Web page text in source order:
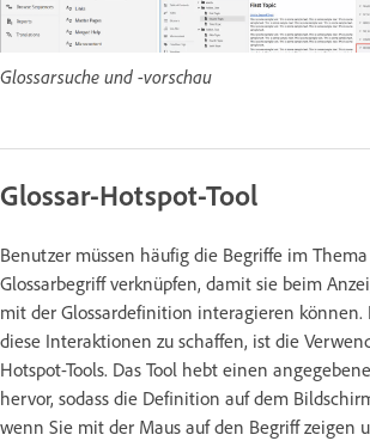
Glossarsuche und -vorschau
Glossar-Hotspot-Tool
Benutzer müssen häufig die Begriffe im
Glossarbegriff verknüpfen, damit sie beim
mit der Glossardefinition interagieren können.
diese Interaktionen zu schaffen, ist die
Hotspot-Tools. Das Tool hebt einen
hervor, sodass die Definition auf dem
wenn Sie mit der Maus auf den Begriff zeigen